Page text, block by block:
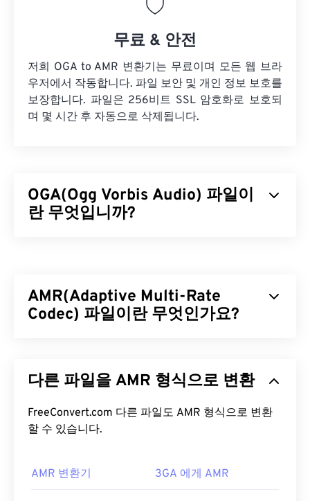
무료 & 안전
저희 OGA to AMR 변환기는 무료이며 모든 웹 브라
우저에서 작동합니다. 파일 보안 및 개인 정보 보호를
보장합니다. 파일은 256비트 SSL 암호화로 보호되
며 몇 시간 후 자동으로 삭제됩니다.
OGA(Ogg Vorbis Audio) 파일이
란 무엇입니까?
컨테이너 이름이고 "Vorbis"는 압축 메커니즘 이름입
니다. OGA는무료이며 오픈 소스이고특허가 없습
OGA 파일을 여는 데는 VLC 미디어 플레이어가
좋습니다. OGA 파일을 열 수 있는 다른 프로그램으
로는 Winamp와
용해야만 합니다. 단, 플레이어가 DirectShow 기반이
AMR(Adaptive Multi-Rate
Codec) 파일이란 무엇인가요?
역 신호에 초점을 맞추므로 음성 녹음 및 라디오에 적
Communications) 및UMTS(Universal Mobile
Telecommunications System)
AMR 파일을 어떻게 여나요?
다른 파일을 AMR 형식으로 변환
FreeConvert.com 다른 파일도 AMR 형식으로 변환
할 수 있습니다.
AMR 변환기 3GA 에게 AMR